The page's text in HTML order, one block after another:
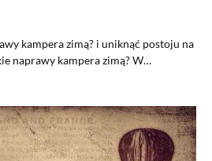
kampera zimą? i uniknąć postoju na
naprawy kampera zimą? W…